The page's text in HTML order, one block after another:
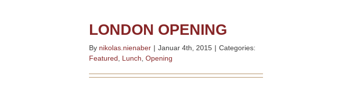
LONDON OPENING
By nikolas.nienaber | Januar 4th, 2015 | Categories:
Featured
Lunch Opening